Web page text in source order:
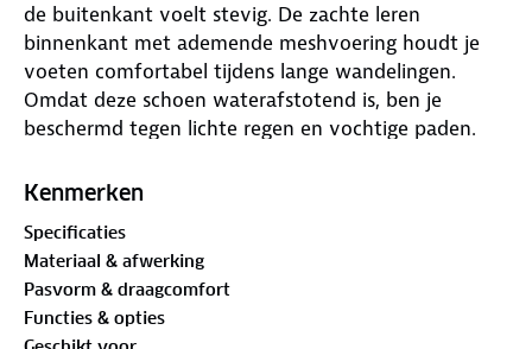
de buitenkant voelt stevig. De zachte leren
binnenkant met ademende meshvoering houdt je
voeten comfortabel tijdens lange wandelingen.
Omdat deze schoen waterafstotend is, ben je
beschermd tegen lichte regen en vochtige paden.
en flexibiliteit op natte en droge oppervlakken.
De normale pasvorm sluit comfortabel aan. Voor- en
achterranden vangen stoten op en beschermen je
tenen en hielen tegen obstakels. Reflectie op de hiel
vergroot je zichtbaarheid in het donker. De
Kenmerken
Specificaties
Materiaal & afwerking
Pasvorm & draagcomfort
Functies & opties